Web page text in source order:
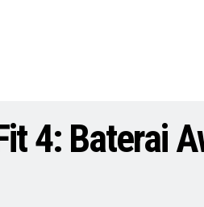
4: Baterai